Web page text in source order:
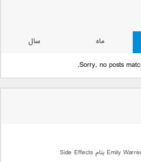
ماه
سال
Sorry, no posts